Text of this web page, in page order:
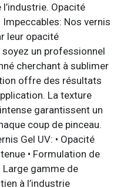
Opacité
Nos vernis
leur opacité
un professionnel
cherchant à sublimer
offre des résultats
La texture
garantissent un
coup de pinceau.
Gel UV: • Opacité
• Formulation de
Large gamme de
à l’industrie